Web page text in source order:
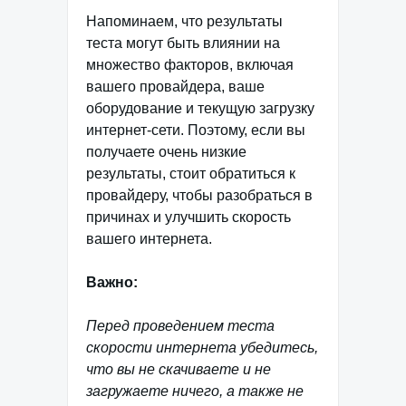
Напоминаем, что результаты
теста могут быть влиянии на
множество факторов, включая
вашего провайдера, ваше
оборудование и текущую загрузку
интернет-сети. Поэтому, если вы
получаете очень низкие
результаты, стоит обратиться к
провайдеру, чтобы разобраться в
причинах и улучшить скорость
вашего интернета.
Важно:
Перед проведением теста
скорости интернета убедитесь,
что вы не скачиваете и не
загружаете ничего, а также не